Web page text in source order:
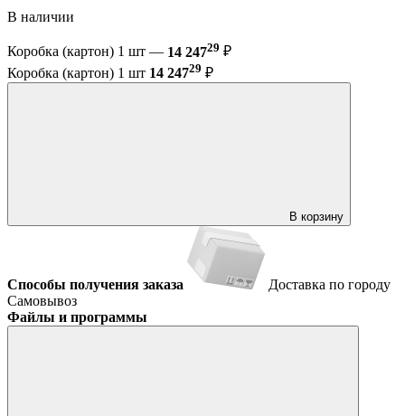
В наличии
Коробка (картон) 1 шт — 14 24729 ₽
Коробка (картон) 1 шт 14 24729 ₽
В корзину
Способы получения заказа
Доставка по городу
Самовывоз
Файлы и программы